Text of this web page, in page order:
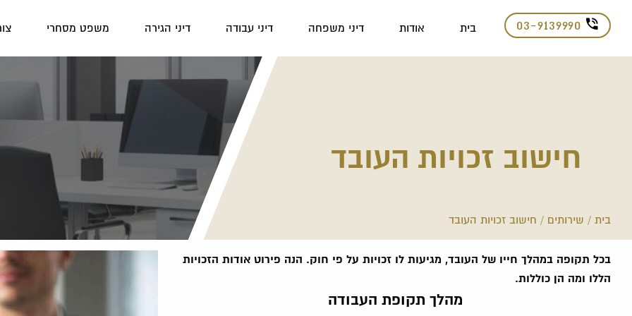
03-9139990 בית אודות דיני משפחה דיני עבודה דיני הגירה משפט מסחרי
חישוב זכויות העובד
בית / שירותים / חישוב זכויות העובד
בכל תקופה במהלך חייו של העובד, מגיעות לו זכויות על פי חוק. הנה פירוט אודות הזכויות
הללו ומה הן כוללות.
מהלך תקופת העבודה